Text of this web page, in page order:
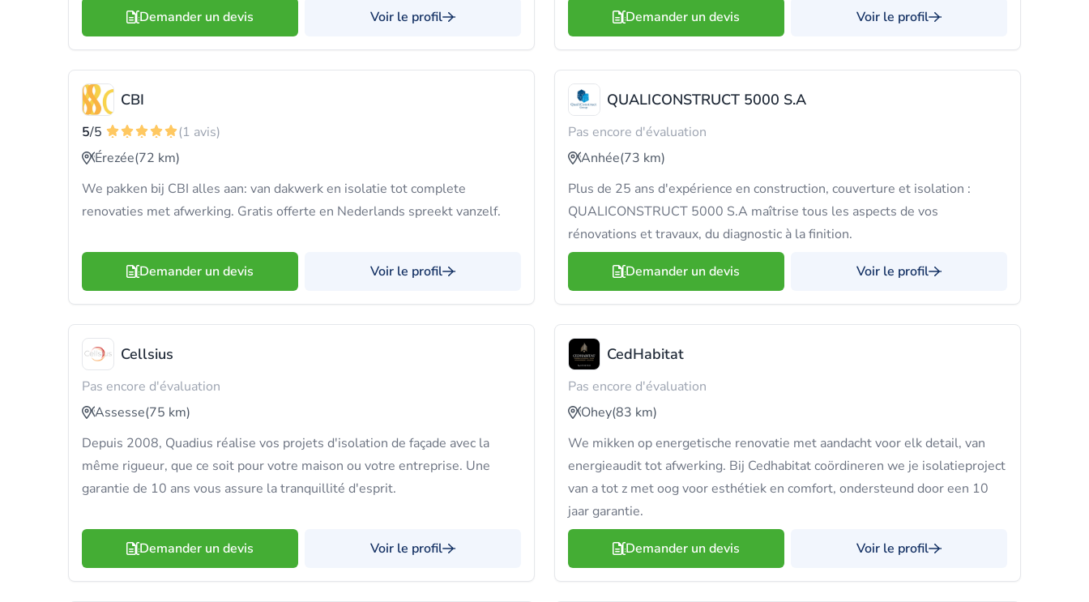
Demander un devis Voir le profil Demander un devis Voir le profil
CBI
5/5
(1 avis)
Érezée(72 km)
We pakken bij CBI alles aan: van dakwerk en isolatie tot complete
renovaties met afwerking. Gratis offerte en Nederlands spreekt vanzelf.
Demander un devis Voir le profil
QUALICONSTRUCT 5000 S.A
Pas encore d'évaluation
Anhée(73 km)
Plus de 25 ans d'expérience en construction, couverture et isolation :
QUALICONSTRUCT 5000 S.A maîtrise tous les aspects de vos
rénovations et travaux, du diagnostic à la finition.
Demander un devis Voir le profil
Cellsius
Pas encore d'évaluation
Assesse(75 km)
Depuis 2008, Quadius réalise vos projets d'isolation de façade avec la
même rigueur, que ce soit pour votre maison ou votre entreprise. Une
garantie de 10 ans vous assure la tranquillité d'esprit.
Demander un devis Voir le profil
CedHabitat
Pas encore d'évaluation
Ohey(83 km)
We mikken op energetische renovatie met aandacht voor elk detail, van
energieaudit tot afwerking. Bij Cedhabitat coördineren we je isolatieproject
van a tot z met oog voor esthétiek en comfort, ondersteund door een 10
jaar garantie.
Demander un devis Voir le profil